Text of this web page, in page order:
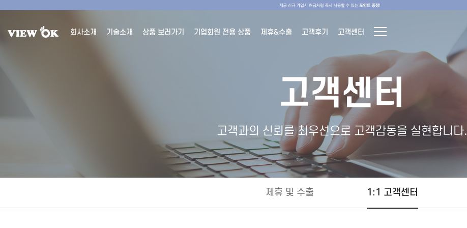
회사소개 기술소개 상품 보러가기 기업회원 전용 상품 제휴&수출 고객후기 고객센터
고객센터
고객과의 신뢰를 최우선으로 고객감동을 실현합니다.
제휴 및 수출 1:1 고객센터